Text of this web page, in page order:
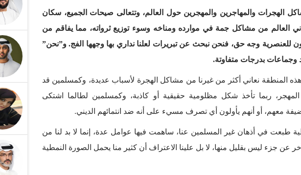
الهجرات والمهاجرين والمهجرين حول العالم، وتتعالى صيحات الجميع، سكان
العالم من مشاكل جمة في موارده ومناخه وسوء توزيع ثرواته، مما يفاقم من
للعنصرية وجه حق، فنحن نبحث عن تبريرات لعلنا نداري بها وجهها الفج. و”نحن”
وجماعات بدرجات متفاوتة.
المنطقة نعاني أكثر من غيرنا من مشاكل الهجرة لأسباب عديدة، وكمسلمين قد
ربما تأخذ شكل مظلومية حقيقية أو كاذبة، وكمسلمين لطالما اشتكى
معهم، أو أنهم يأولون أي تصرف مسيء على أنه ضد انتمائهم الديني.
طبعت في أذهان غير المسلمين عنا، ساهمت فيها عوامل عدة، إنما لا بد لنا من
عن جزء ليس بقليل منها، لا بل علينا الاعتراف أن كثير منا يحمل الصورة النمطية